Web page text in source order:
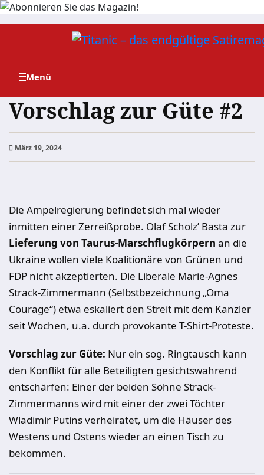
Zum
Vorschlag zur Güte #2
März 19, 2024
Die Ampelregierung befindet sich mal wieder
inmitten einer Zerreißprobe. Olaf Scholz’ Basta zur
Lieferung von Taurus-Marschflugkörpern an die
Ukraine wollen viele Koalitionäre von Grünen und
FDP nicht akzeptierten. Die Liberale Marie-Agnes
Strack-Zimmermann (Selbstbezeichnung „Oma
Courage“) etwa eskaliert den Streit mit dem Kanzler
seit Wochen, u.a. durch provokante T-Shirt-Proteste.
Vorschlag zur Güte: Nur ein sog. Ringtausch kann
den Konflikt für alle Beteiligten gesichtswahrend
entschärfen: Einer der beiden Söhne Strack-
Zimmermanns wird mit einer der zwei Töchter
Wladimir Putins verheiratet, um die Häuser des
Westens und Ostens wieder an einen Tisch zu
bekommen.